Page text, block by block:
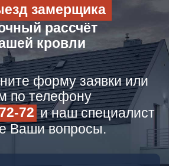
замерщика
рассчёт
кровли
форму заявки или
по телефону
72 и наш специалист
Ваши вопросы.